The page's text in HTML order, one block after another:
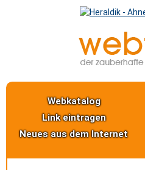
Webkatalog
Link eintragen
Neues aus dem Internet